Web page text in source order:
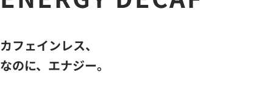
カフェインレス、
なのに、エナジー。